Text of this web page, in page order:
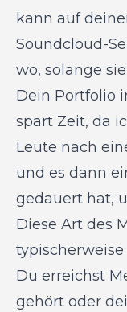
kann auf
Soundcloud-
wo, solange
Dein Portfolio
spart Zeit, da
Leute nach
und es dann
gedauert hat,
Diese Art des
typischerweise
Du erreichst
gehört oder